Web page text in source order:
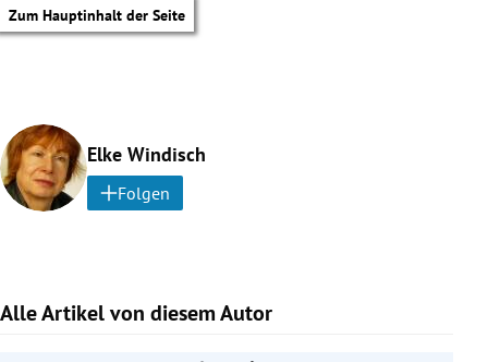
Zum Hauptinhalt der Seite
Elke Windisch
Folgen
Alle Artikel von diesem Autor